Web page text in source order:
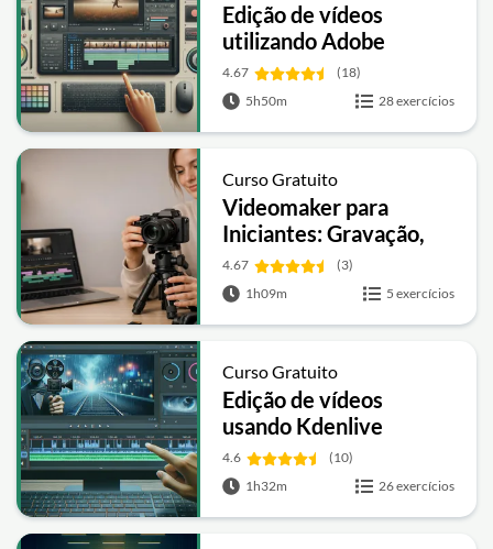
Edição de vídeos
utilizando Adobe
Premiere
4.67
(18)
5h50m
28 exercícios
Curso Gratuito
Videomaker para
Iniciantes: Gravação,
Edição e Como
Encontrar Clientes
4.67
(3)
1h09m
5 exercícios
Curso Gratuito
Edição de vídeos
usando Kdenlive
4.6
(10)
1h32m
26 exercícios